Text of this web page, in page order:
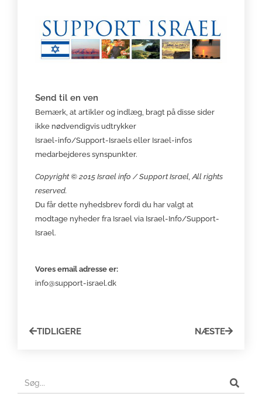
Send til en ven
Bemærk, at artikler og indlæg, bragt på disse sider
ikke nødvendigvis udtrykker
Israel-info/Support-Israels eller Israel-infos
medarbejderes synspunkter.
Copyright © 2015 Israel info / Support Israel, All rights
reserved.
Du får dette nyhedsbrev fordi du har valgt at
modtage nyheder fra Israel via Israel-Info/Support-
Israel.
Vores email adresse er:
info@support-israel.dk
TIDLIGERE NÆSTE